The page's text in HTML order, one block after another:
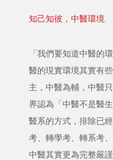
知己知彼，中醫環境
「我們要知道中醫的
醫的現實環境其實有
主，中醫為輔，中醫
界認為「中醫不是醫
醫系的方式，排除已
考、轉學考、轉系考
中醫其實更為完整嚴